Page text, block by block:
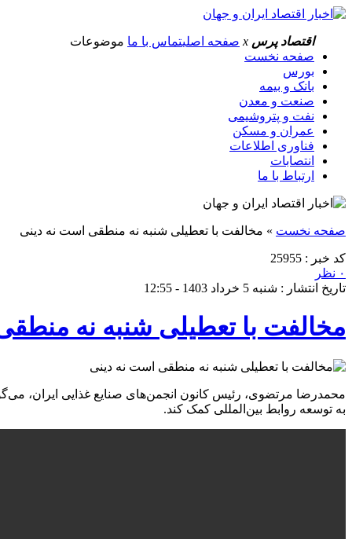
اقتصاد پرس x صفحه اصلیتماس با ما موضوعات
صفحه نخست
بورس
بانک و بیمه
صنعت و معدن
نفت و پتروشیمی
عمران و مسکن
فناوری اطلاعات
انتصابات
ارتباط با ما
صفحه نخست » مخالفت با تعطیلی شنبه نه منطقی است نه دینی
کد خبر : 25955
۰ نظر
تاریخ انتشار : شنبه 5 خرداد 1403 - 12:55
مخالفت با تعطیلی شنبه نه
محمدرضا مرتضوی، رئیس کانون انجمن‌های صنایع غذایی ایران،
به توسعه روابط بین‌المللی کمک کند.